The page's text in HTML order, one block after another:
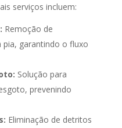
serviços incluem:
Remoção de
pia, garantindo o fluxo
Solução para
prevenindo
Eliminação de detritos